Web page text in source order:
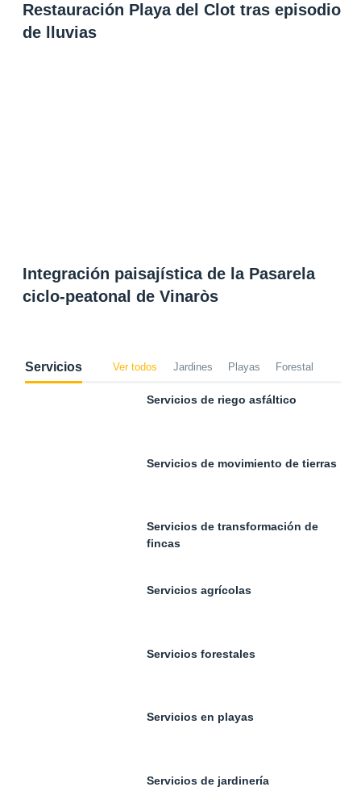
Restauración Playa del Clot tras episodio
de lluvias
Integración paisajística de la Pasarela
ciclo-peatonal de Vinaròs
Servicios Ver todos Jardines Playas Forestal
Servicios de riego asfáltico
Servicios de movimiento de tierras
Servicios de transformación de
fincas
Servicios agrícolas
Servicios forestales
Servicios en playas
Servicios de jardinería